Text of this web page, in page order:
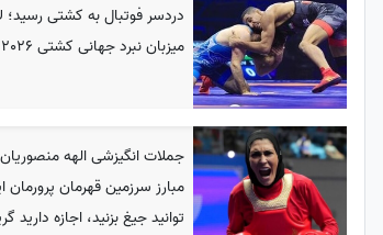
دردسر فوتبال به کشتی
میزبان نبرد جهانی کشتی 2026
جملات انگیزشی الهه
مبارز سرزمین قهرمان
توانید جیغ بزنید، اجازه دارید